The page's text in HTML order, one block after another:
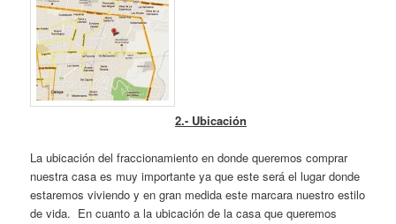
2.- Ubicación
La ubicación del fraccionamiento en donde queremos comprar
nuestra casa es muy importante ya que este será el lugar donde
estaremos viviendo y en gran medida este marcara nuestro estilo
de vida. En cuanto a la ubicación de la casa que queremos